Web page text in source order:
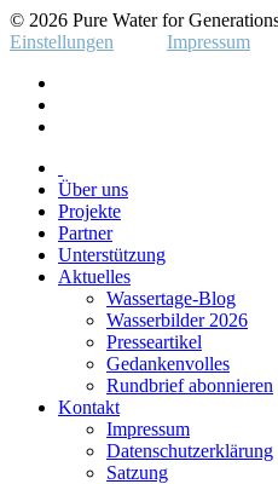
© 2026 Pure Water for
Einstellungen
Impressum
Über uns
Projekte
Partner
Unterstützung
Aktuelles
Wassertage-Blog
Wasserbilder 2026
Presseartikel
Gedankenvolles
Rundbrief abonnieren
Kontakt
Impressum
Datenschutzerklärung
Satzung